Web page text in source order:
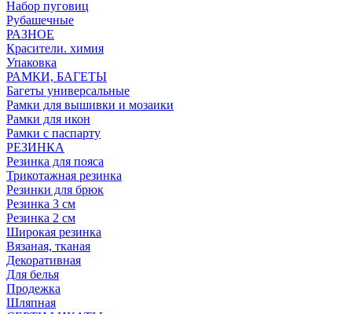
Набор пуговиц
Рубашечные
РАЗНОЕ
Красители. химия
Упаковка
РАМКИ, БАГЕТЫ
Багеты универсальные
Рамки для вышивки и мозаики
Рамки для икон
Рамки с паспарту
РЕЗИНКА
Резинка для пояса
Трикотажная резинка
Резинки для брюк
Резинка 3 см
Резинка 2 см
Широкая резинка
Вязаная, тканая
Декоративная
Для белья
Продежка
Шляпная